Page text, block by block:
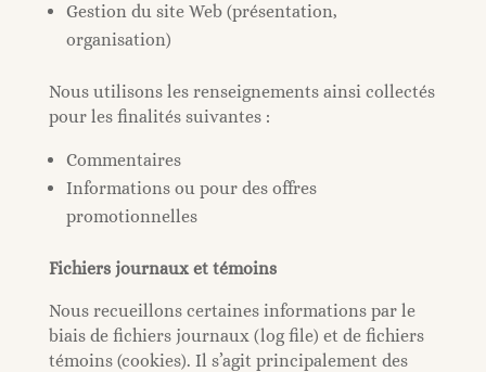
Gestion du site Web (présentation,
organisation)
Nous utilisons les renseignements ainsi collectés
pour les finalités suivantes :
Commentaires
Informations ou pour des offres
promotionnelles
Fichiers journaux et témoins
Nous recueillons certaines informations par le
biais de fichiers journaux (log file) et de fichiers
témoins (cookies). Il s’agit principalement des